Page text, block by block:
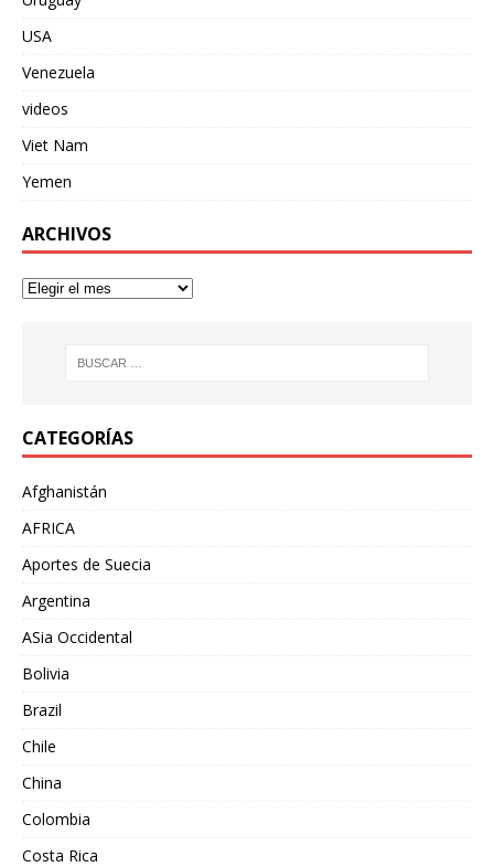
USA
Venezuela
videos
Viet Nam
Yemen
ARCHIVOS
CATEGORÍAS
Afghanistán
AFRICA
Aportes de Suecia
Argentina
ASia Occidental
Bolivia
Brazil
Chile
China
Colombia
Costa Rica